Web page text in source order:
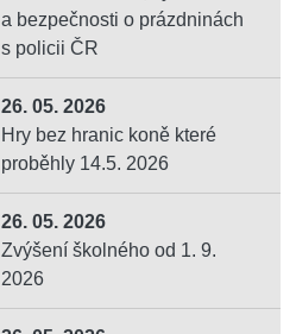
a bezpečnosti o prázdninách
s policii ČR
26. 05. 2026
Hry bez hranic koně které
proběhly 14.5. 2026
26. 05. 2026
Zvýšení školného od 1. 9.
2026